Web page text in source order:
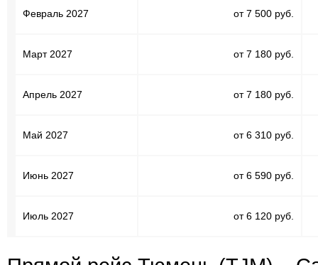
Февраль 2027 от 7 500 руб.
Март 2027 от 7 180 руб.
Апрель 2027 от 7 180 руб.
Май 2027 от 6 310 руб.
Июнь 2027 от 6 590 руб.
Июль 2027 от 6 120 руб.